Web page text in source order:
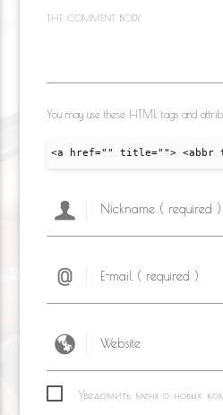
THE COMMENT BODY
You may use these HTML tags and
<a href="" title=""> <abbr
Уведомить меня о новых